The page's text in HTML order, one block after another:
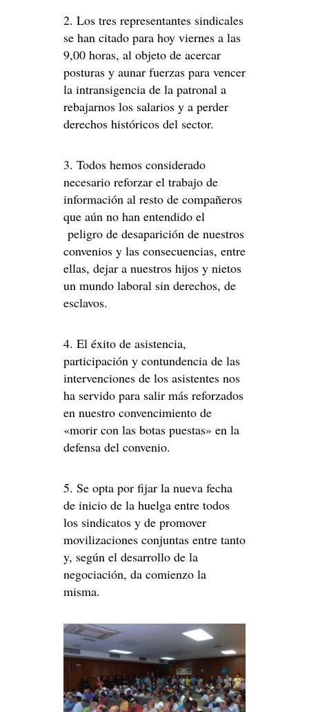
2. Los tres representantes sindicales
se han citado para hoy viernes a las
9,00 horas, al objeto de acercar
posturas y aunar fuerzas para vencer
la intransigencia de la patronal a
rebajarnos los salarios y a perder
derechos históricos del sector.
3. Todos hemos considerado
necesario reforzar el trabajo de
información al resto de compañeros
que aún no han entendido el
peligro de desaparición de nuestros
convenios y las consecuencias, entre
ellas, dejar a nuestros hijos y nietos
un mundo laboral sin derechos, de
esclavos.
4. El éxito de asistencia,
participación y contundencia de las
intervenciones de los asistentes nos
ha servido para salir más reforzados
en nuestro convencimiento de
«morir con las botas puestas» en la
defensa del convenio.
5. Se opta por fijar la nueva fecha
de inicio de la huelga entre todos
los sindicatos y de promover
movilizaciones conjuntas entre tanto
y, según el desarrollo de la
negociación, da comienzo la
misma.